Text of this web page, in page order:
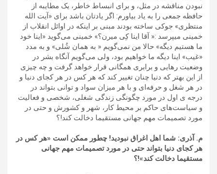
نبودن مناقشه در مثل، و برای انبساط خاطر، یک مطایبه از
حافظه جمعی را به یاد بیاورم: اگر یادتان باشد برای «آیت الله
منتظری» جوکی ساخته بودند مبنی بر اینکه در اوائل انقلاب از
خمینی میپرسد :« آقا اینا کِی میرن؟» خمینی می‌گوید «اینا خود
ما هستیم دیگه» حالا من نمی‌گویم « به همان شُلی» و به مدد
«غیب» اینا دیگه ما خواهیم بود، ولی می‌گویم آنگاه بشر در
وضعیت رهایی و برابری همگانی قرار خواهد گرفت و چه چیزی
از این بهتر که دنیا چنان تغییر کند که هر کس در هر کجای دنیا و
در هر شغل و حرفه‌ای و با هر میزان سواد و توانی بتواند در
درجه ی اول در مورد چگونگی زندگی شغلی، شخصی و فعالیت
و سیاست‌های حاکم بر محیط کار، شهر و کشورش و حتی در
مورد تصمیمات مهم جهانی مستقیما دخالت کند!؟
م. آذری: شما اهل اغراق نبودید! چطور ممکن است «هر کس در
هر کجای دنیا بتواند حتی در مورد تصمیمات مهم جهانی
مستقیما دخالت کند»!؟